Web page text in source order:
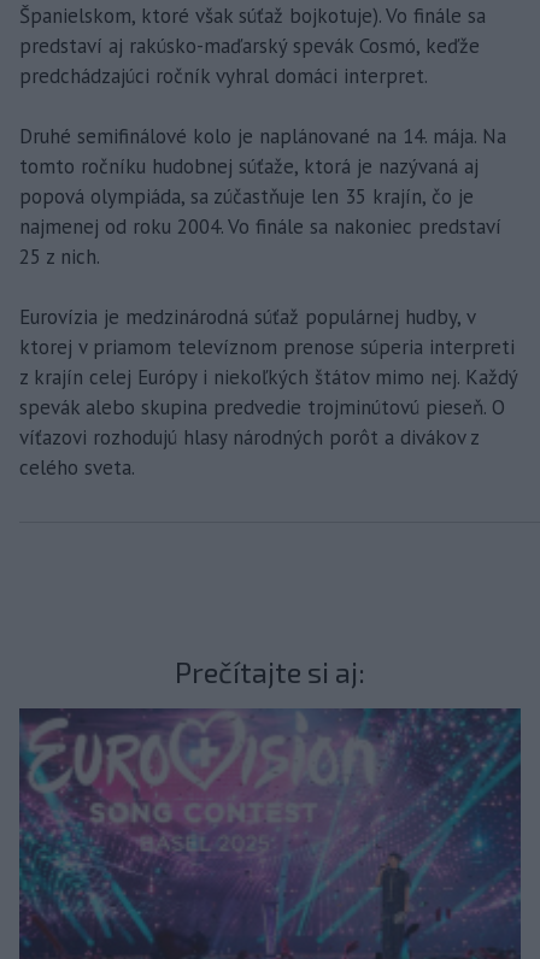
Španielskom, ktoré však súťaž bojkotuje). Vo finále sa
predstaví aj rakúsko-maďarský spevák Cosmó, keďže
predchádzajúci ročník vyhral domáci interpret.
Druhé semifinálové kolo je naplánované na 14. mája. Na
tomto ročníku hudobnej súťaže, ktorá je nazývaná aj
popová olympiáda, sa zúčastňuje len 35 krajín, čo je
najmenej od roku 2004. Vo finále sa nakoniec predstaví
25 z nich.
Eurovízia je medzinárodná súťaž populárnej hudby, v
ktorej v priamom televíznom prenose súperia interpreti
z krajín celej Európy i niekoľkých štátov mimo nej. Každý
spevák alebo skupina predvedie trojminútovú pieseň. O
víťazovi rozhodujú hlasy národných porôt a divákov z
celého sveta.
Prečítajte si aj: